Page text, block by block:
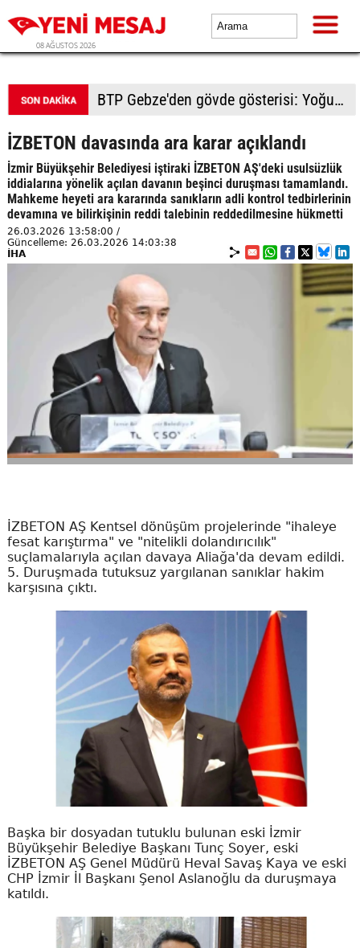
08 AĞUSTOS 2026
BTP Kocaeli'den Darıca çıkarması: Esnaf ve derneklerden yoğun ilgi
İZBETON davasında ara karar açıklandı
İzmir Büyükşehir Belediyesi iştiraki İZBETON AŞ'deki usulsüzlük
iddialarına yönelik açılan davanın beşinci duruşması tamamlandı.
Mahkeme heyeti ara kararında sanıkların adli kontrol tedbirlerinin
devamına ve bilirkişinin reddi talebinin reddedilmesine hükmetti
26.03.2026 13:58:00 /
Güncelleme: 26.03.2026 14:03:38
İHA
İZBETON AŞ Kentsel dönüşüm projelerinde "ihaleye
fesat karıştırma" ve "nitelikli dolandırıcılık"
suçlamalarıyla açılan davaya Aliağa'da devam edildi.
5. Duruşmada tutuksuz yargılanan sanıklar hakim
karşısına çıktı.
Başka bir dosyadan tutuklu bulunan eski İzmir
Büyükşehir Belediye Başkanı Tunç Soyer, eski
İZBETON AŞ Genel Müdürü Heval Savaş Kaya ve eski
CHP İzmir İl Başkanı Şenol Aslanoğlu da duruşmaya
katıldı.